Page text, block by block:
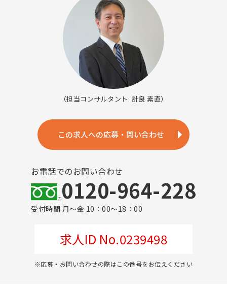
（担当コンサルタント: 計良 素直）
この求人への応募・問い合わせ
お電話でのお問い合わせ
0120-964-228
受付時間 月～金 10：00～18：00
求人ID No.0239498
※応募・お問い合わせの際はこの番号をお伝えください